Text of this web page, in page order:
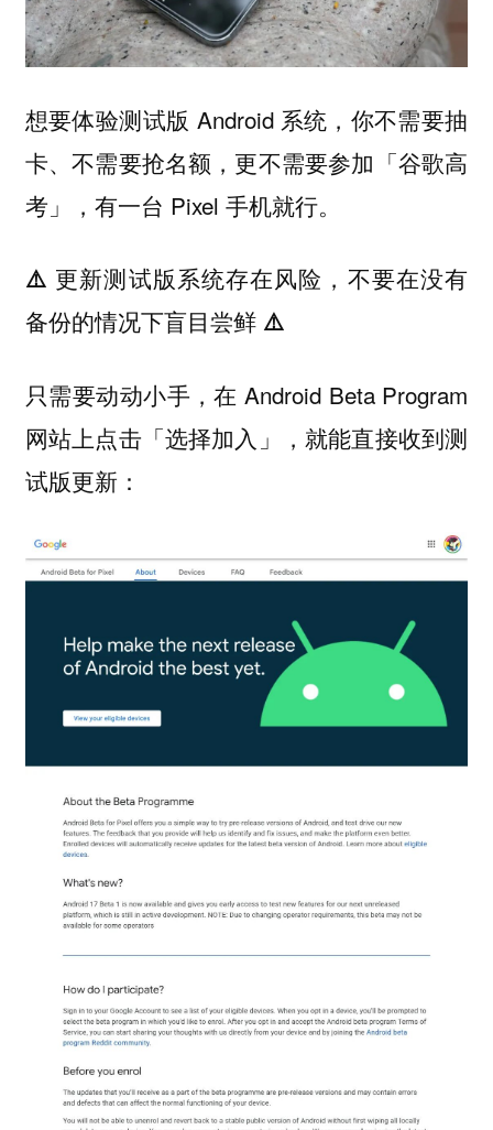
想要体验测试版 Android 系统，你不需要抽
卡、不需要抢名额，更不需要参加「谷歌高
考」
，有一台 Pixel 手机就行。
⚠️ 更新测试版系统存在风险，不要在没有
备份的情况下盲目尝鲜 ⚠️
只需要动动小手，在 Android Beta Program
网站上点击「选择加入」，就能直接收到测
试版更新：